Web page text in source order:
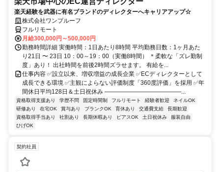
楽天経験を武器に有名ブランドのディレクターへキャリアアップ☆
株式会社ワンプルーフ
フルリモート
月給300,000円～500,000円
勤務時間詳細 実働時間：1日あたり8時間 平均勤務日数：1ヶ月あた
り21日 〜 23日 10：00～19：00（実働8時間） ＊柔軟な「ズレ勤制
度」あり！ 出社時間を前後2時間ズラせます。 有給を...
仕事内容 ✅設立以来、増収増益の成長企業 ✅ECディレクターとして
成長できる環境 ✅主観によらない評価制度「360度評価」を採用 ✅年
間休日平均128日＆土日祝休み ―――――――――――――...
資格取得支援あり 学歴不問 固定時間制 フルリモート 経験者歓迎
ネイルOK
研修あり
在宅OK 賞与あり ブランクOK 育休あり 交通費支給
長期歓迎
資格取得手当あり
社割あり 長期休暇あり ピアスOK 土日祝休み
服装自由
ひげOK
契約社員